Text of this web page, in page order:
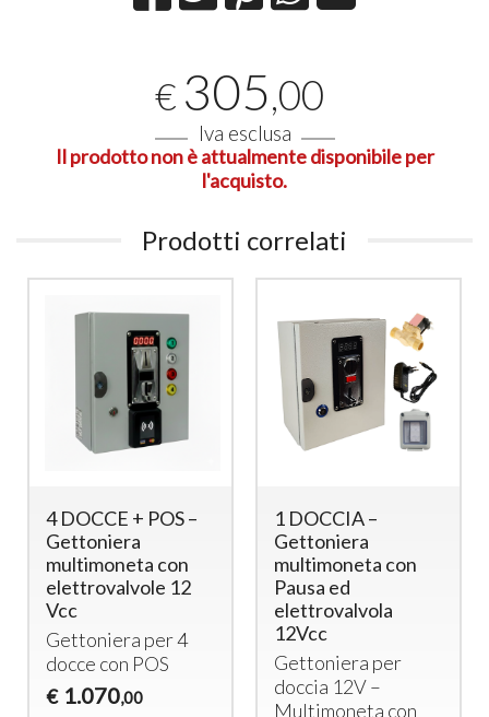
€ 305,00
Iva esclusa
Il prodotto non è attualmente disponibile per
l'acquisto.
Prodotti correlati
4 DOCCE + POS –
Gettoniera
multimoneta con
elettrovalvole 12
Vcc
Gettoniera per 4
docce con POS
€ 1.070,00
1 DOCCIA –
Gettoniera
multimoneta con
Pausa ed
elettrovalvola
12Vcc
Gettoniera per
doccia 12V –
Multimoneta con